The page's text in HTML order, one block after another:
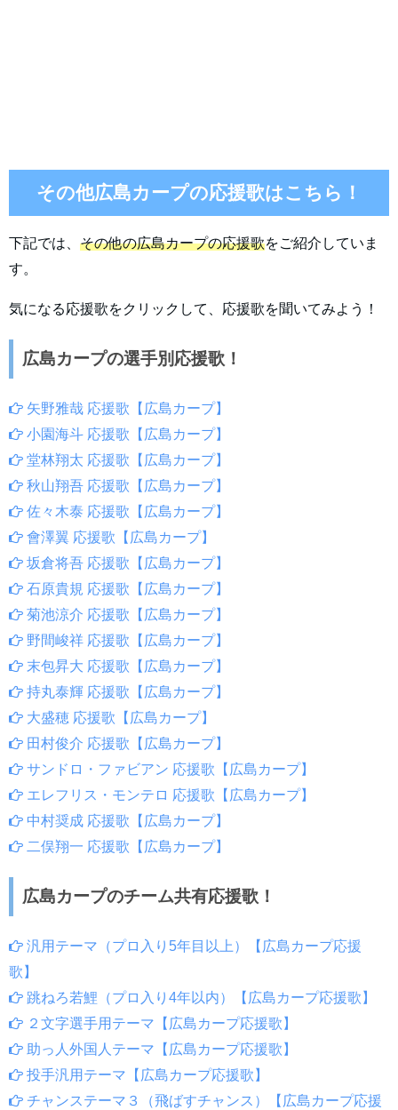
その他広島カープの応援歌はこちら！
下記では、 その他の広島カープの応援歌をご紹介していま
す。
気になる応援歌をクリックして、応援歌を聞いてみよう！
広島カープの選手別応援歌！
矢野雅哉 応援歌【広島カープ】
小園海斗 応援歌【広島カープ】
堂林翔太 応援歌【広島カープ】
秋山翔吾 応援歌【広島カープ】
佐々木泰 応援歌【広島カープ】
會澤翼 応援歌【広島カープ】
坂倉将吾 応援歌【広島カープ】
石原貴規 応援歌【広島カープ】
菊池涼介 応援歌【広島カープ】
野間峻祥 応援歌【広島カープ】
末包昇大 応援歌【広島カープ】
持丸泰輝 応援歌【広島カープ】
大盛穂 応援歌【広島カープ】
田村俊介 応援歌【広島カープ】
サンドロ・ファビアン 応援歌【広島カープ】
エレフリス・モンテロ 応援歌【広島カープ】
中村奨成 応援歌【広島カープ】
二俣翔一 応援歌【広島カープ】
広島カープのチーム共有応援歌！
汎用テーマ（プロ入り5年目以上）【広島カープ応援
歌】
跳ねろ若鯉（プロ入り4年以内）【広島カープ応援歌】
２文字選手用テーマ【広島カープ応援歌】
助っ人外国人テーマ【広島カープ応援歌】
投手汎用テーマ【広島カープ応援歌】
チャンステーマ３（飛ばすチャンス）【広島カープ応援